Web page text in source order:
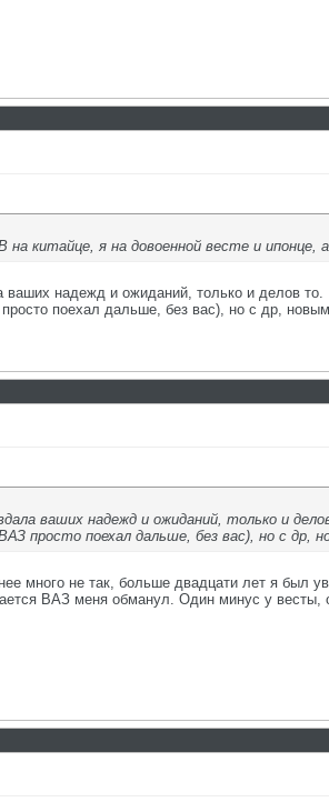
китайце, я на довоенной весте и ипонце,
ваших надежд и ожиданий, только и делов то.
поехал дальше, без вас), но с др,
ваших надежд и ожиданий, только и
просто поехал дальше, без вас), но с др,
много не так, больше двадцати лет я был
ВАЗ меня обманул. Один минус у